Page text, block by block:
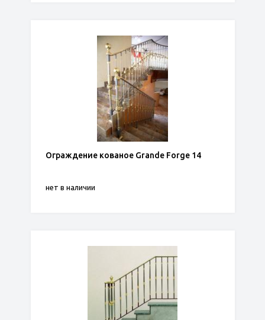
Ограждение кованое Grande Forge 14
нет в наличии